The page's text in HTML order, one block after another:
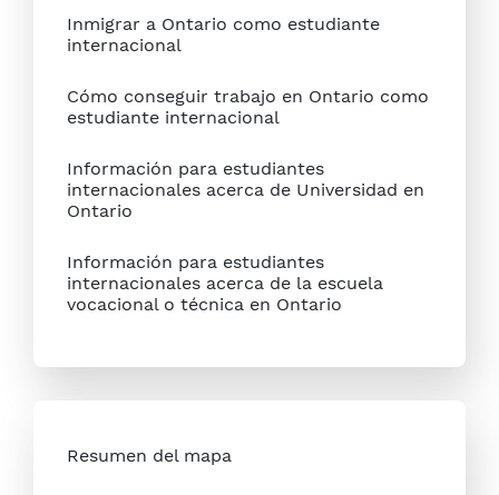
Inmigrar a Ontario como estudiante
internacional
Cómo conseguir trabajo en Ontario como
estudiante internacional
Información para estudiantes
internacionales acerca de Universidad en
Ontario
Información para estudiantes
internacionales acerca de la escuela
vocacional o técnica en Ontario
Resumen del mapa